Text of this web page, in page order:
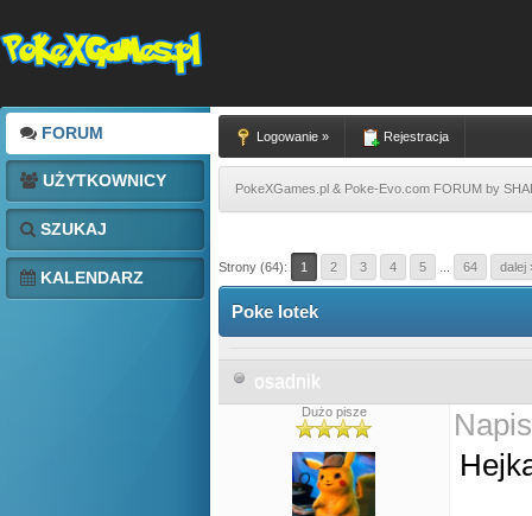
FORUM
UŻYTKOWNICY
SZUKAJ
KALENDARZ
Logowanie » Rejestracja
PokeXGames.pl & Poke-Evo.com FORUM by
Strony (64): 1 2 3 4 5 64 dalej
Poke lotek
osadnik
Dużo pisze